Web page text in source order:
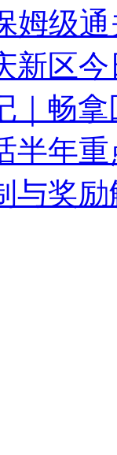
姆级
新区
｜畅
半年
与奖励